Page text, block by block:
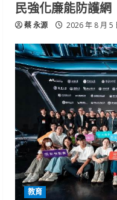
民強化廉能防護網
蔡 永源 2026 年 8 月 5
教育